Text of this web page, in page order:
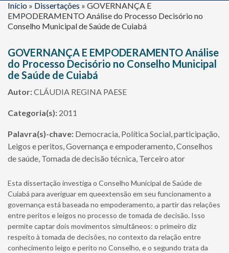
Início » Dissertações » GOVERNANÇA E
EMPODERAMENTO Análise do Processo Decisório no
Conselho Municipal de Saúde de Cuiabá
GOVERNANÇA E EMPODERAMENTO Análise
do Processo Decisório no Conselho Municipal
de Saúde de Cuiabá
Autor:CLÁUDIA REGINA PAESE
Categoria(s): 2011
Palavra(s)-chave: Democracia, Política Social, participação,
Leigos e peritos, Governança e empoderamento, Conselhos
de saúde, Tomada de decisão técnica, Terceiro ator
Esta dissertação investiga o Conselho Municipal de Saúde de
Cuiabá para averiguar em queextensão em seu funcionamento a
governança está baseada no empoderamento, a partir das relações
entre peritos e leigos no processo de tomada de decisão. Isso
permite captar dois movimentos simultâneos: o primeiro diz
respeito à tomada de decisões, no contexto da relação entre
conhecimento leigo e perito no Conselho, e o segundo trata da